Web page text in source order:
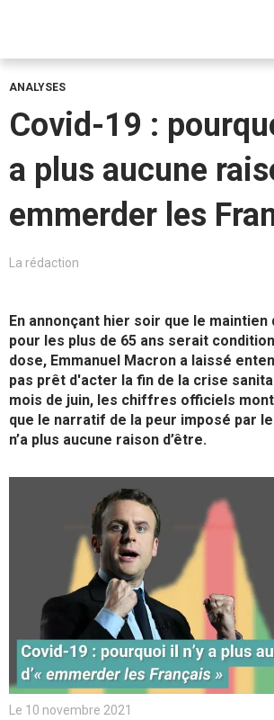
ANALYSES
Covid-19 :
a plus aucune
emmerder les
La rédaction
En annonçant hier soir que le maintien
pour les plus de 65 ans serait
dose, Emmanuel Macron a laissé
pas prêt d'acter la fin de la crise
mois de juin, les chiffres officiels
que le narratif de la peur imposé par
n’a plus aucune raison d’être.
Le 10 novembre 2021